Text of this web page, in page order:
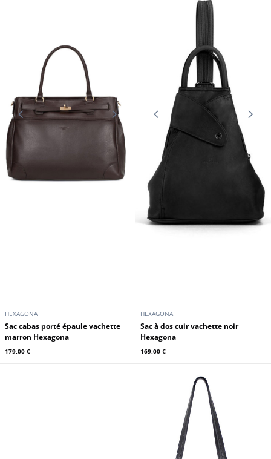
HEXAGONA
Sac cabas porté épaule vachette
marron Hexagona
179,00 €
HEXAGONA
Sac à dos cuir vachette noir
Hexagona
169,00 €